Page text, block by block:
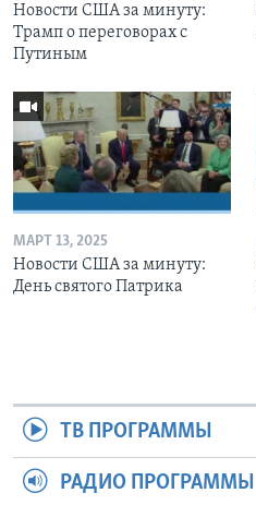
Новости США за минуту:
Трамп о переговорах с
Путиным
МАРТ 13, 2025
Новости США за минуту:
День святого Патрика
ТВ ПРОГРАММЫ
РАДИО ПРОГРАММЫ